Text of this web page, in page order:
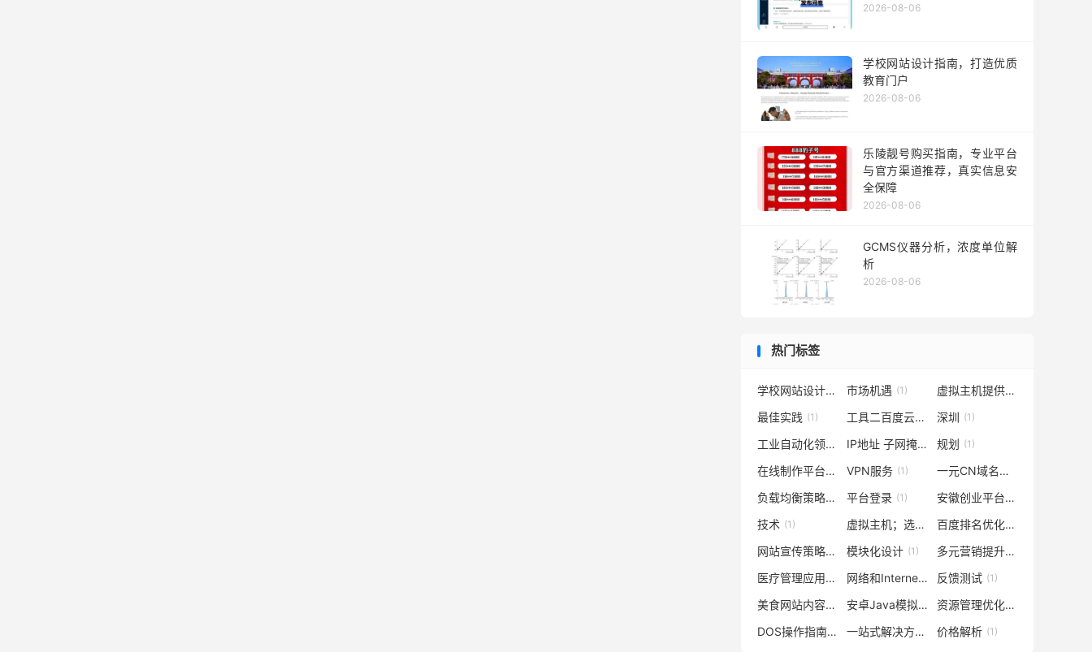
2026-08-06
学校网站设计指南，打造优质
教育门户
2026-08-06
乐陵靓号购买指南，专业平台
与官方渠道推荐，真实信息安
全保障
2026-08-06
GCMS仪器分析，浓度单位解
析
2026-08-06
热门标签
学校网站设计
(1) 市场机遇 (1) 虚拟主机提供商选择
最佳实践 (1) 工具二百度云DNS (1)
深圳 (1)
工业自动化领域 (1) IP地址 子网掩码 (1)
规划 (1)
在线制作平台
(1) VPN服务 (1) 一元CN域名申请
负载均衡策略
(1) 平台登录 (1) 安徽创业平台
(1)
技术 (1) 虚拟主机；选择方案；技术参数；操作系统；业务需求 百度排名优化
(1)
网站宣传策略
(1) 模块化设计 (1) 多元营销提升商业价值
医疗管理应用
(1) 网络和Internet设置查看 (1)
反馈测试 (1)
美食网站内容规划 (1) 安卓Java模拟器 (1) 资源管理优化
(1)
DOS操作指南
(1) 一站式解决方案服务 (1)
价格解析 (1)